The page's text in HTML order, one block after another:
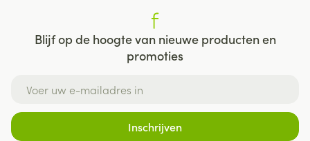
Blijf op de hoogte van nieuwe producten en
promoties
Inschrijven